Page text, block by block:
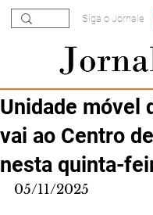
Siga o Jornale
Unidade móvel
vai ao Centro
nesta quinta-
05/11/2025